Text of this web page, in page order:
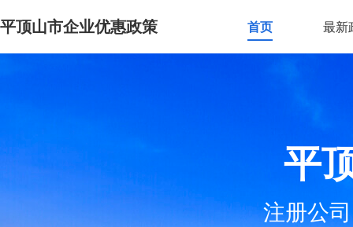
平顶山市企业优惠政策 首页 最新
平
注册公